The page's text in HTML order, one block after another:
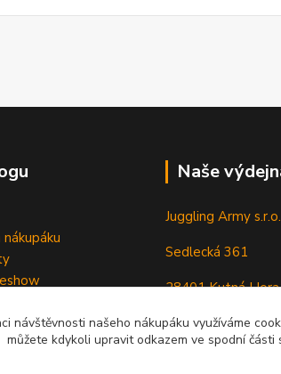
Naše
Juggling Army s.r.o.
Sedlecká 361
28401 Kutná Hora
návštěvnosti našeho nákupáku využíváme
můžete kdykoli upravit odkazem ve spodní části